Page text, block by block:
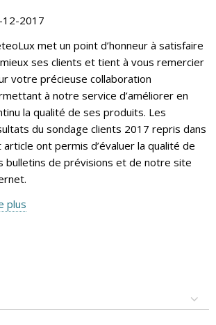
12-2017
met un point d’honneur à satisfaire
ses clients et tient à vous remercier
votre précieuse collaboration
à notre service d’améliorer en
la qualité de ses produits. Les
du sondage clients 2017 repris dans
article ont permis d’évaluer la qualité de
bulletins de prévisions et de notre site
plus